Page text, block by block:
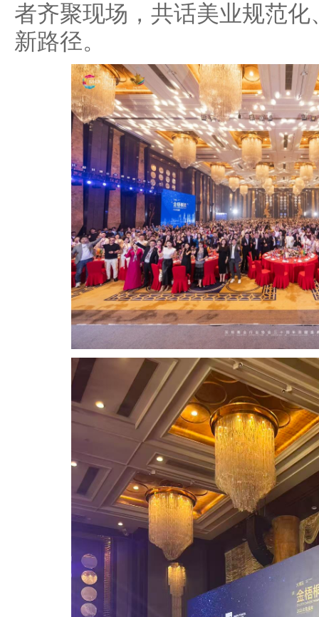
者齐聚现场，共话美业规范
新路径。